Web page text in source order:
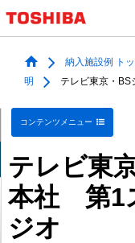
納入施設例 ト
明
テレビ東京・BS
コンテンツメニュー
テレビ東
本社 第1
ジオ